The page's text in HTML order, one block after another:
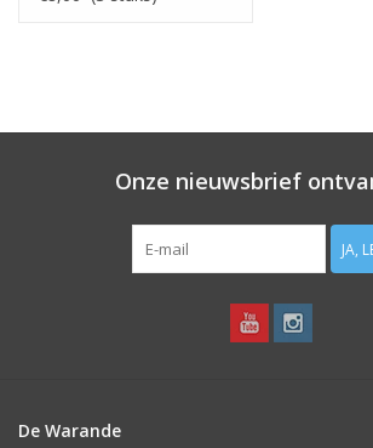
Onze nieuwsbrief
JA,
De Warande